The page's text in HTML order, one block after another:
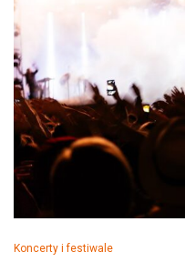
Koncerty i festiwale